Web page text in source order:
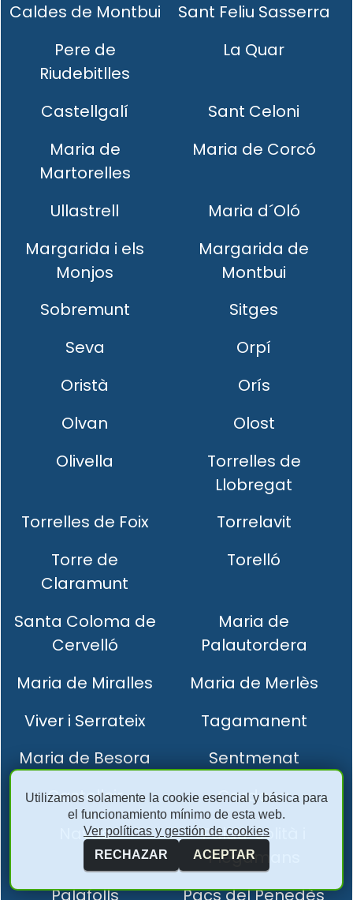
Caldes de Montbui
Sant Feliu Sasserra
Pere de
Riudebitlles
La Quar
Castellgalí
Sant Celoni
Maria de
Martorelles
Maria de Corcó
Ullastrell
Maria d´Oló
Margarida i els
Monjos
Margarida de
Montbui
Sobremunt
Sitges
Seva
Orpí
Oristà
Orís
Olvan
Olost
Olivella
Torrelles de
Llobregat
Torrelles de Foix
Torrelavit
Torre de
Claramunt
Torelló
Santa Coloma de
Cervelló
Maria de
Palautordera
Maria de Miralles
Maria de Merlès
Viver i Serrateix
Tagamanent
Maria de Besora
Sentmenat
Castellcir
Cardona
Navas
Palau-solità i
Plegamans
Palafolls
Pacs del Penedès
Utilizamos solamente la cookie esencial y básica para
el funcionamiento mínimo de esta web.
Ver políticas y gestión de cookies
RECHAZAR
ACEPTAR